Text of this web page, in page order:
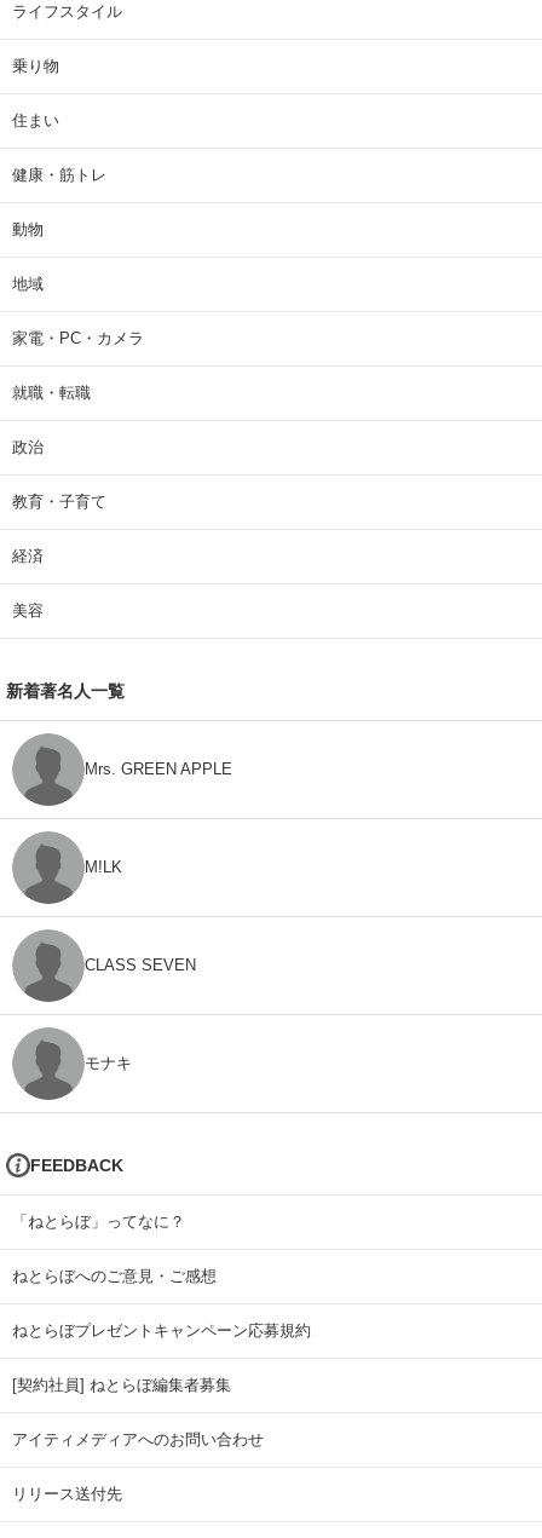
ライフスタイル
乗り物
住まい
健康・筋トレ
動物
地域
家電・PC・カメラ
就職・転職
政治
教育・子育て
経済
美容
新着著名人一覧
Mrs. GREEN APPLE
M!LK
CLASS SEVEN
モナキ
FEEDBACK
「ねとらぼ」ってなに？
ねとらぼへのご意見・ご感想
ねとらぼプレゼントキャンペーン応募規約
[契約社員] ねとらぼ編集者募集
アイティメディアへのお問い合わせ
リリース送付先